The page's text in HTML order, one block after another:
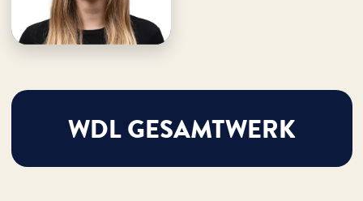
E-Mail an Johanna
Johanna unterstützen
WDL GESAMTWERK